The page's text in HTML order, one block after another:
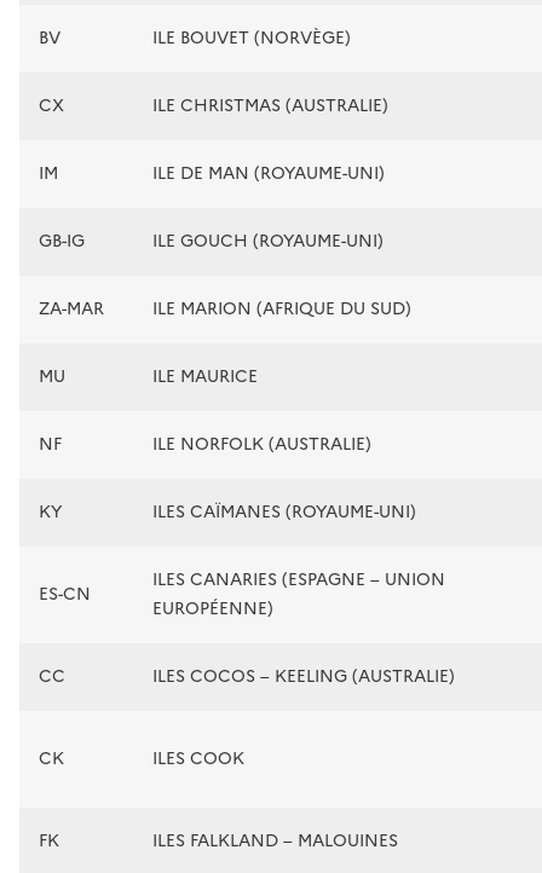
BV ILE BOUVET (NORVÈGE)
CX ILE CHRISTMAS (AUSTRALIE)
IM ILE DE MAN (ROYAUME-UNI)
GB-IG ILE GOUCH (ROYAUME-UNI)
ZA-MAR ILE MARION (AFRIQUE DU SUD)
MU ILE MAURICE
NF ILE NORFOLK (AUSTRALIE)
KY ILES CAÏMANES (ROYAUME-UNI)
ES-CN
ILES CANARIES (ESPAGNE – UNION
EUROPÉENNE)
CC ILES COCOS – KEELING (AUSTRALIE)
CK ILES COOK
FK ILES FALKLAND – MALOUINES